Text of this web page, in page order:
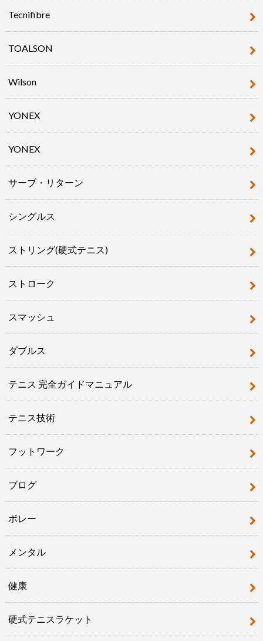
Tecnifibre
TOALSON
Wilson
YONEX
YONEX
サーブ・リターン
シングルス
ストリング(硬式テニス)
ストローク
スマッシュ
ダブルス
テニス 完全ガイドマニュアル
テニス技術
フットワーク
ブログ
ボレー
メンタル
健康
硬式テニスラケット